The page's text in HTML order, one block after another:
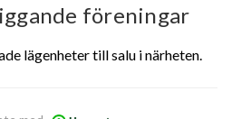
föreningar
lägenheter till salu i närheten.